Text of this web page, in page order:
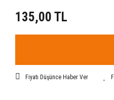
135,00 TL
Fiyatı Düşünce Haber Ver